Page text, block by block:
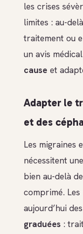
les crises
limites : au-
traitement ou
un avis
cause et
Adapter le
et des
Les migraines
nécessitent
bien au-delà
comprimé.
aujourd’hui des
graduées :